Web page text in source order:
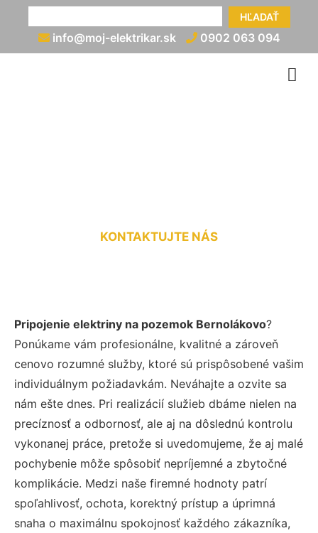
HĽADAŤ
info@moj-elektrikar.sk 0902 063 094
KONTAKTUJTE NÁS
Pripojenie elektriny na pozemok Bernolákovo?
Ponúkame vám profesionálne, kvalitné a zároveň
cenovo rozumné služby, ktoré sú prispôsobené vašim
individuálnym požiadavkám. Neváhajte a ozvite sa
nám ešte dnes. Pri realizácií služieb dbáme nielen na
precíznosť a odbornosť, ale aj na dôslednú kontrolu
vykonanej práce, pretože si uvedomujeme, že aj malé
pochybenie môže spôsobiť nepríjemné a zbytočné
komplikácie. Medzi naše firemné hodnoty patrí
spoľahlivosť, ochota, korektný prístup a úprimná
snaha o maximálnu spokojnosť každého zákazníka,